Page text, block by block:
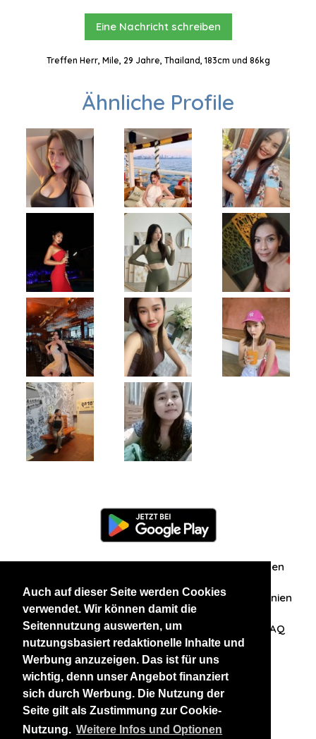
Auch auf dieser Seite werden Cookies
verwendet. Wir können damit die
Seitennutzung auswerten, um
nutzungsbasiert redaktionelle Inhalte und
Werbung anzuzeigen. Das ist für uns
wichtig, denn unser Angebot finanziert
sich durch Werbung. Die Nutzung der
Seite gilt als Zustimmung zur Cookie-
Nutzung. Weitere Infos und Optionen
Eine Nachricht schreiben
Treffen Herr, Mile, 29 Jahre, Thailand, 183cm und 86kg
Ähnliche Profile
Zuschriften/Erfahrungen
Datenschutzerklärung AGB Datenschutzrichtlinien
Nehmen Sie Kontakt mit uns auf FAQ
Unsere anderen Websites
BlackAndBeauties RussianKisses